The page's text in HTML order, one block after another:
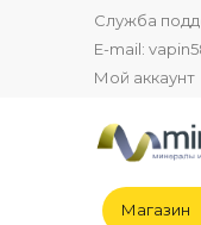
Служба
E-mail:
Мой аккаунт